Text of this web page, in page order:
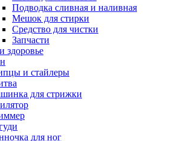
Подводка сливная и наливная
Мешок для стирки
Средство для чистки
Запчасти
здоровье
и стайлеры
для стрижки
для ног